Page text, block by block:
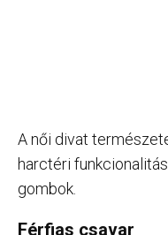
A női divat
harctéri
gombok.
Férfias csavar